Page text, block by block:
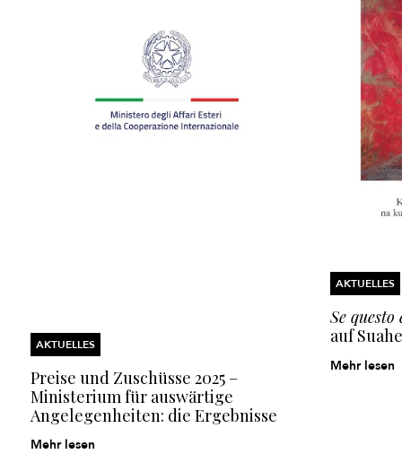
AKTUELLES
Preise und Zuschüsse 2025 –
Ministerium für auswärtige
Angelegenheiten: die Ergebnisse
Mehr lesen
AKTUELLES
Se
auf
Mehr lesen